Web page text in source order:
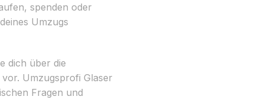
spenden oder
Umzugs
dich über die
Umzugsprofi Glaser
Fragen und